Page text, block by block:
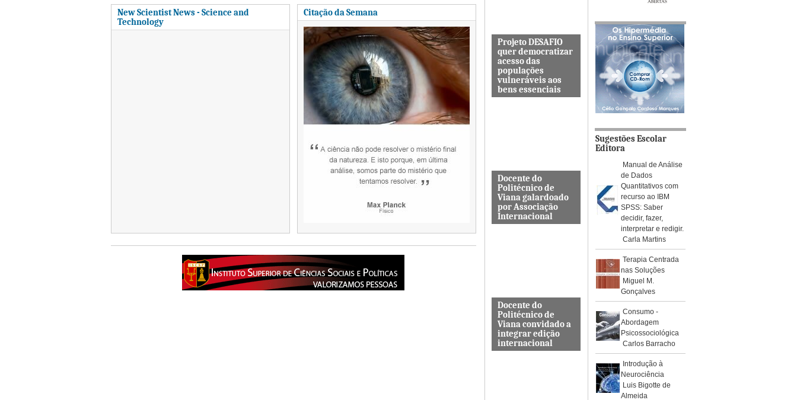
New Scientist News - Science and
Technology
Citação da Semana
Projeto DESAFIO
quer democratizar
acesso das
populações
vulneráveis aos
bens essenciais
Docente do
Politécnico de
Viana galardoado
por Associação
Internacional
Docente do
Politécnico de
Viana convidado a
integrar edição
internacional
Sugestões Escolar
Editora
Manual de Análise
de Dados
Quantitativos com
recurso ao IBM
SPSS: Saber
decidir, fazer,
interpretar e redigir.
Carla Martins
Terapia Centrada
nas Soluções
Miguel M.
Gonçalves
Consumo -
Abordagem
Psicossociológica
Carlos Barracho
Introdução à
Neurociência
Luis Bigotte de
Almeida